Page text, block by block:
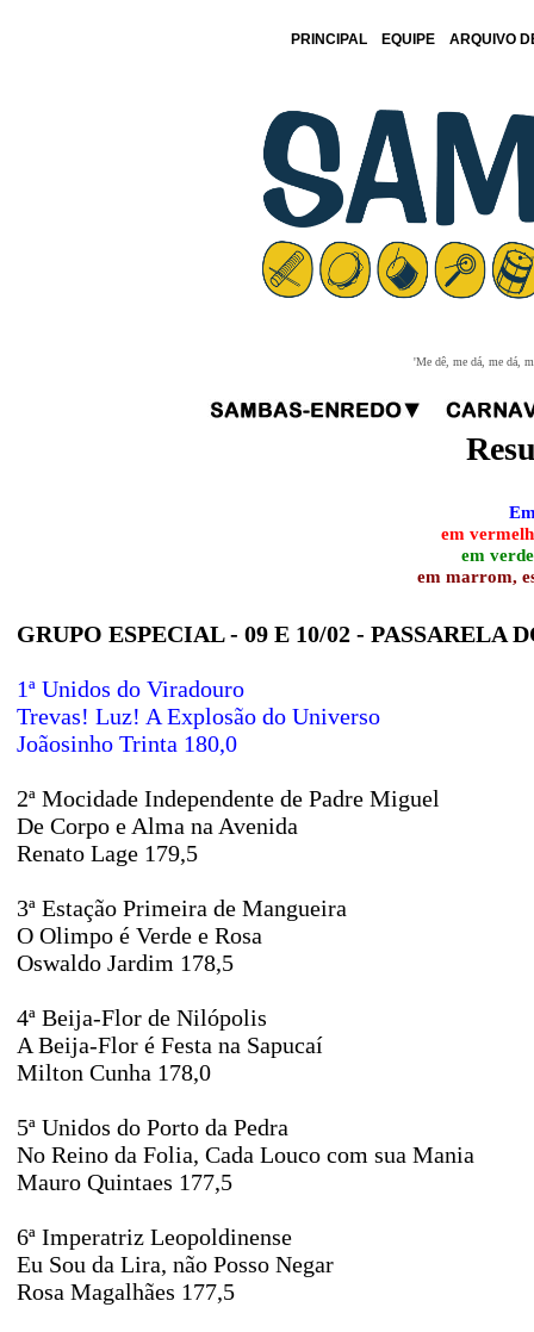
PRINCIPAL EQUIPE ARQUIVO
'Me dê, me dá, me dá,
em
em
em marrom,
GRUPO ESPECIAL - 09 E 10/02 - PASSARELA
1ª Unidos do Viradouro
Trevas! Luz! A Explosão do Universo
Joãosinho Trinta 180,0
2ª Mocidade Independente de Padre Miguel
De Corpo e Alma na Avenida
Renato Lage 179,5
3ª Estação Primeira de Mangueira
O Olimpo é Verde e Rosa
Oswaldo Jardim 178,5
4ª Beija-Flor de Nilópolis
A Beija-Flor é Festa na Sapucaí
Milton Cunha 178,0
5ª Unidos do Porto da Pedra
No Reino da Folia, Cada Louco com sua Mania
Mauro Quintaes 177,5
6ª Imperatriz Leopoldinense
Eu Sou da Lira, não Posso Negar
Rosa Magalhães 177,5